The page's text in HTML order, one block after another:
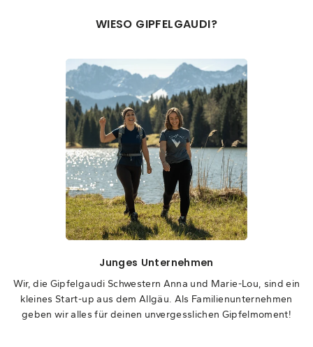
WIESO GIPFELGAUDI?
Junges Unternehmen
Wir, die Gipfelgaudi Schwestern Anna und Marie-Lou, sind ein
kleines Start-up aus dem Allgäu. Als Familienunternehmen
geben wir alles für deinen unvergesslichen Gipfelmoment!